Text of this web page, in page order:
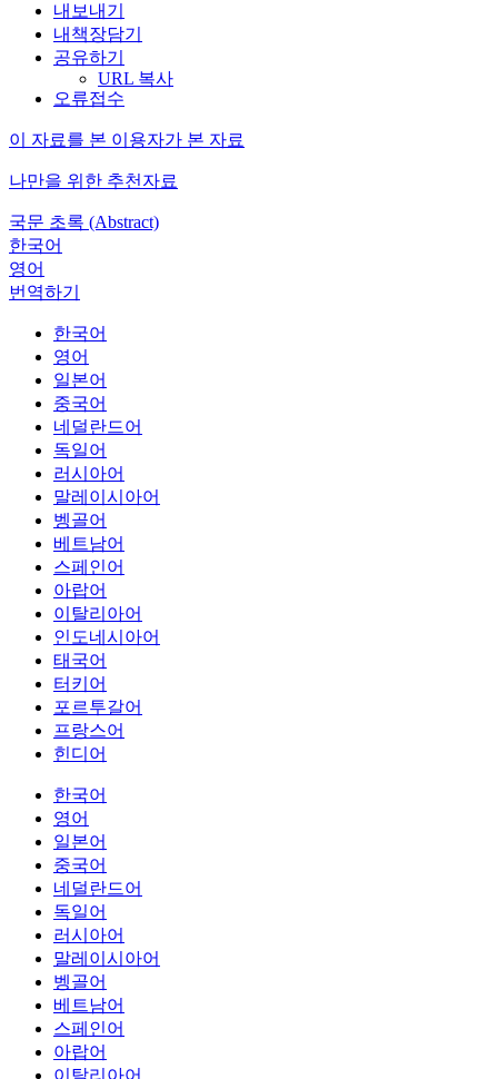
내보내기
내책장담기
공유하기
URL 복사
오류접수
이 자료를 본 이용자가 본 자료
나만을 위한 추천자료
국문 초록 (Abstract)
한국어
영어
번역하기
한국어
영어
일본어
중국어
네덜란드어
독일어
러시아어
말레이시아어
벵골어
베트남어
스페인어
아랍어
이탈리아어
인도네시아어
태국어
터키어
포르투갈어
프랑스어
힌디어
한국어
영어
일본어
중국어
네덜란드어
독일어
러시아어
말레이시아어
벵골어
베트남어
스페인어
아랍어
이탈리아어